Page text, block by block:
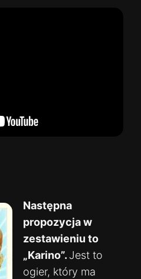
Następna
propozycja w
zestawieniu to
„Karino”. Jest to
ogier, który ma